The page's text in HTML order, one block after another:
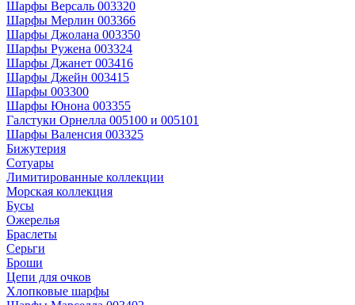
Шарфы Версаль 003320
Шарфы Мерлин 003366
Шарфы Джолана 003350
Шарфы Ружена 003324
Шарфы Джанет 003416
Шарфы Джейн 003415
Шарфы 003300
Шарфы Юнона 003355
Галстуки Орнелла 005100 и 005101
Шарфы Валенсия 003325
Бижутерия
Сотуары
Лимитированные коллекции
Морская коллекция
Бусы
Ожерелья
Браслеты
Серьги
Броши
Цепи для очков
Хлопковые шарфы